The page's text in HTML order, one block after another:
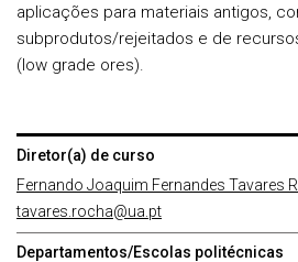
aplicações para materiais antigos,
subprodutos/rejeitados e de
(low grade ores).
Diretor(a) de curso
Fernando Joaquim Fernandes Tavares
tavares.rocha@ua.pt
Departamentos/Escolas politécnicas